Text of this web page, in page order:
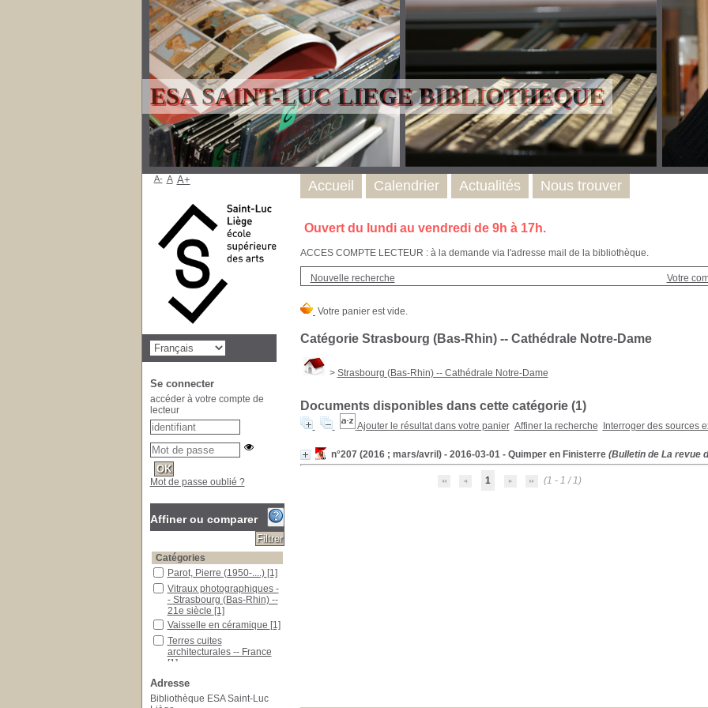
ESA SAINT-LUC LIEGE BIBLIOTHEQUE
Ouvert du lundi au vendredi de 9h à 17h.
ACCES COMPTE LECTEUR : à la demande via l'adresse mail de la bibliothèque.
Nouvelle recherche Votre
Catégorie Strasbourg (Bas-Rhin) -- Cathédrale Notre-Dame
> Strasbourg (Bas-Rhin) -- Cathédrale Notre-Dame
Documents disponibles dans cette catégorie (1)
Ajouter le résultat dans votre panier Affiner la recherche Interroger des sources
n°207 (2016 ; mars/avril) - 2016-03-01 - Quimper en Finisterre(Bulletin de La revue
1 (1 - 1 / 1)
Accueil Calendrier Actualités Nous trouver
A- A A+
Se connecter
accéder à votre compte de
lecteur
Mot de passe oublié ?
Affiner ou comparer
Catégories
Parot, Pierre (1950-....) [1]
Vitraux photographiques -
- Strasbourg (Bas-Rhin) --
21e siècle [1]
Vaisselle en céramique [1]
Terres cuites
architecturales -- France
[1]
Cathédrale Notre-Dame
[1]
Adresse
Bibliothèque ESA Saint-Luc